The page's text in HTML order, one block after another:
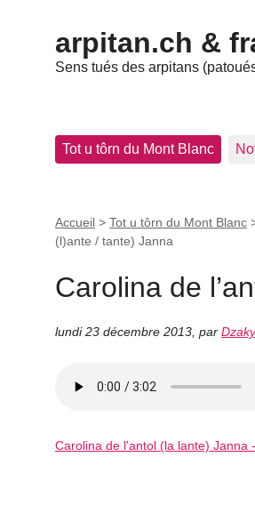
arpitan.ch &
Sens tués des arpitans
Tot u tôrn du Mont Blanc
Accueil > Tot u tôrn du Mont Blanc
(l)ante / tante) Janna
Carolina de
lundi 23 décembre 2013 par
Carolina de l'antol (la lante) Janna